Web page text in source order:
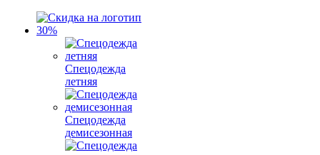
Спецодежда
летняя
Спецодежда
демисезонная